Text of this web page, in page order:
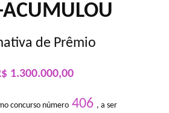
de Prêmio
1.300.000,00
concurso número406 , a ser